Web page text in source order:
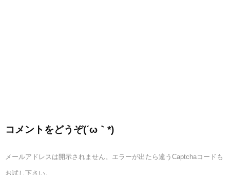
コメントをどうぞ(´ω｀*)
メールアドレスは開示されません。エラーが出たら違うCaptchaコードも
お試し下さい。